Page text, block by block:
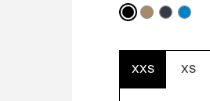
BlackCartouche
NavyDenim
XXS XS